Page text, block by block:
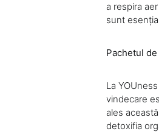
a respira
sunt
Pachetul
La
vindecare
ales
detoxifia